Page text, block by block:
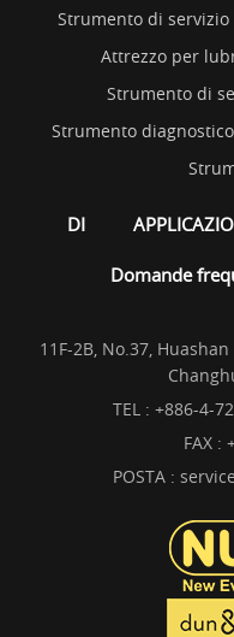
Strumento di
Attrezzo per
Strumento di
Strumento diagnostico
DI
Domande
11F-2B, No.37,
TEL : +886-4-
FAX :
POSTA :